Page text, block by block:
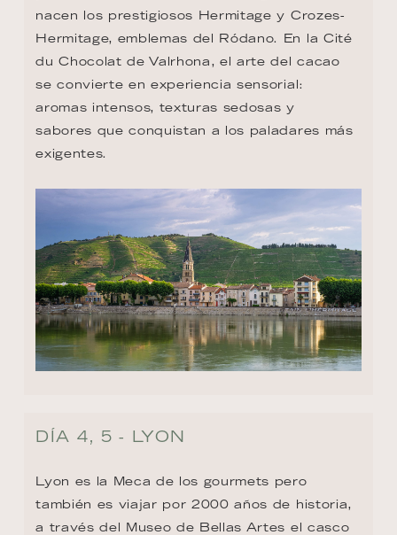
nacen los prestigiosos Hermitage y Crozes-
Hermitage, emblemas del Ródano. En la Cité
du Chocolat de Valrhona, el arte del cacao
se convierte en experiencia sensorial:
aromas intensos, texturas sedosas y
sabores que conquistan a los paladares más
exigentes.
DÍA 4, 5 - LYON
Lyon es la Meca de los gourmets pero
también es viajar por 2000 años de historia,
a través del Museo de Bellas Artes el casco